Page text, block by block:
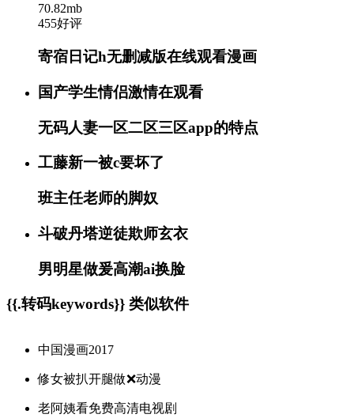
70.82mb
455好评
寄宿日记h无删减版在线观看漫画
国产学生情侣激情在观看
无码人妻一区二区三区app的特点
工藤新一被c要坏了
班主任老师的脚奴
斗破丹塔逆徒欺师玄衣
男明星做爰高潮ai换脸
{{.转码keywords}} 类似软件
中国漫画2017
修女被扒开腿做❌动漫
老阿姨看免费高清电视剧